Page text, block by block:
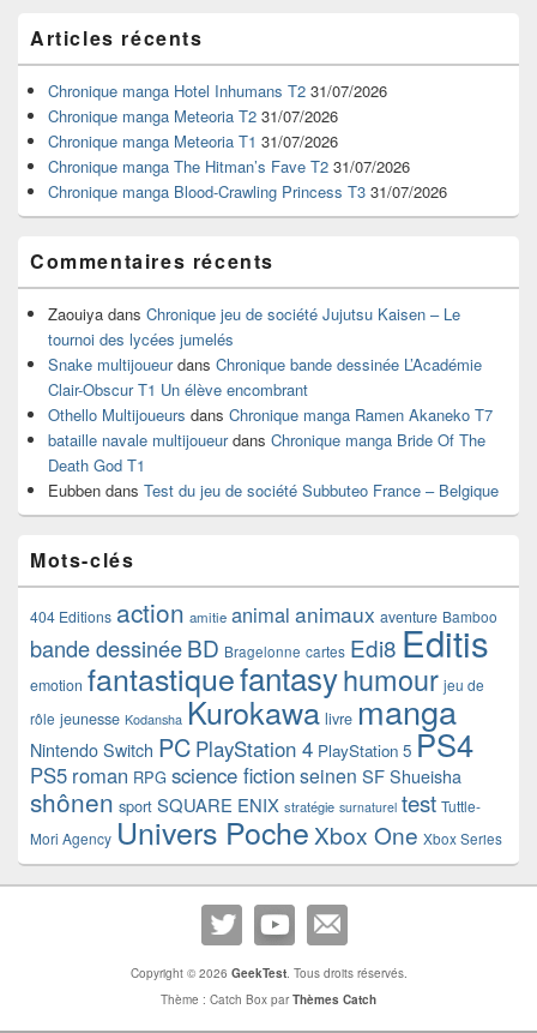
principale
de
widget
pour
barre
latérale
Articles récents
Chronique manga Hotel Inhumans T2 31/07/2026
Chronique manga Meteoria T2 31/07/2026
Chronique manga Meteoria T1 31/07/2026
Chronique manga The Hitman’s Fave T2 31/07/2026
Chronique manga Blood-Crawling Princess T3 31/07/2026
Commentaires récents
Zaouiya dans Chronique jeu de société Jujutsu Kaisen – Le
tournoi des lycées jumelés
Snake multijoueurdans Chronique bande dessinée L’Académie
Clair-Obscur T1 Un élève encombrant
Othello Multijoueurs dans Chronique manga Ramen Akaneko T7
bataille navale multijoueurdans Chronique manga Bride Of The
Death God T1
Eubben dans Test du jeu de société Subbuteo France – Belgique
Mots-clés
404 Editions action amitie animal animaux aventure Bamboo
bande dessinéeBD Bragelonne cartes Edi8 Editis
emotion fantastiquefantasyhumour jeu de
rôle jeunesse Kodansha Kurokawa livre manga
Nintendo Switch PC PlayStation 4 PlayStation 5 PS4
PS5 roman RPG science fictionseinen SF Shueisha
shônen sport SQUARE ENIX stratégie surnaturel test Tuttle-
Mori Agency Univers Poche Xbox One Xbox Series
Copyright © 2026 GeekTest. Tous droits réservés.
Thème : Catch Box parThèmes Catch